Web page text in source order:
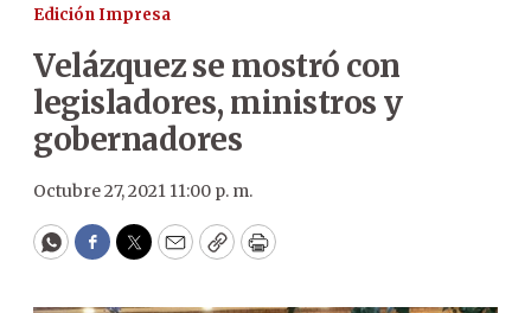
Edición Impresa
Velázquez se mostró con
legisladores, ministros y
gobernadores
Octubre 27, 2021 11:00 p. m.
WhatsApp
Facebook
Twitter
EmailCopyPrint